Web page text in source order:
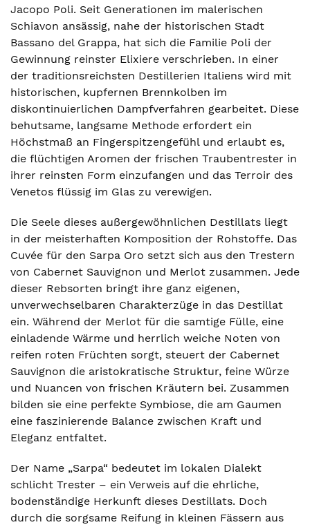
Jacopo Poli. Seit Generationen im malerischen
Schiavon ansässig, nahe der historischen Stadt
Bassano del Grappa, hat sich die Familie Poli der
Gewinnung reinster Elixiere verschrieben. In einer
der traditionsreichsten Destillerien Italiens wird mit
historischen, kupfernen Brennkolben im
diskontinuierlichen Dampfverfahren gearbeitet. Diese
behutsame, langsame Methode erfordert ein
Höchstmaß an Fingerspitzengefühl und erlaubt es,
die flüchtigen Aromen der frischen Traubentrester in
ihrer reinsten Form einzufangen und das Terroir des
Venetos flüssig im Glas zu verewigen.
Die Seele dieses außergewöhnlichen Destillats liegt
in der meisterhaften Komposition der Rohstoffe. Das
Cuvée für den Sarpa Oro setzt sich aus den Trestern
von Cabernet Sauvignon und Merlot zusammen. Jede
dieser Rebsorten bringt ihre ganz eigenen,
unverwechselbaren Charakterzüge in das Destillat
ein. Während der Merlot für die samtige Fülle, eine
einladende Wärme und herrlich weiche Noten von
reifen roten Früchten sorgt, steuert der Cabernet
Sauvignon die aristokratische Struktur, feine Würze
und Nuancen von frischen Kräutern bei. Zusammen
bilden sie eine perfekte Symbiose, die am Gaumen
eine faszinierende Balance zwischen Kraft und
Eleganz entfaltet.
Der Name „Sarpa“ bedeutet im lokalen Dialekt
schlicht Trester – ein Verweis auf die ehrliche,
bodenständige Herkunft dieses Destillats. Doch
durch die sorgsame Reifung in kleinen Fässern aus